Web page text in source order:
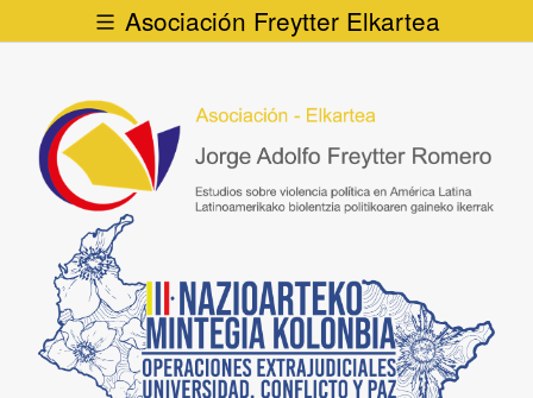
Asociación Freytter Elkartea